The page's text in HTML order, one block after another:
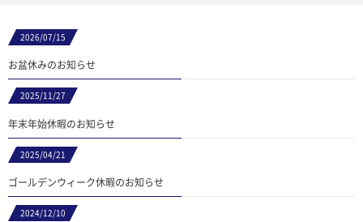
2026/07/15
お盆休みのお知らせ
2025/11/27
年末年始休暇のお知らせ
2025/04/21
ゴールデンウィーク休暇のお知らせ
2024/12/10